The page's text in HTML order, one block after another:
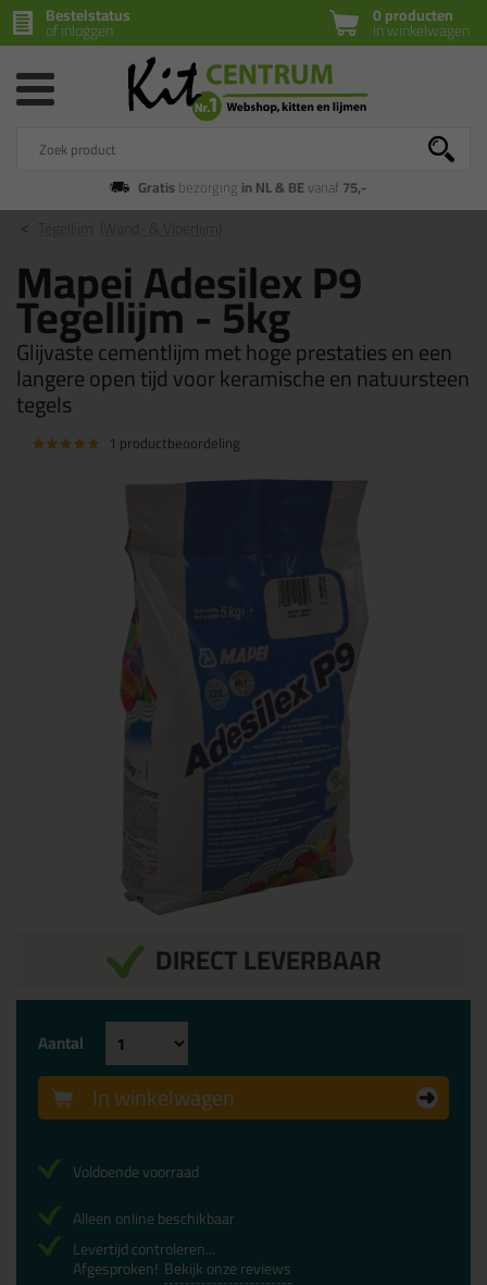
0 producten
in winkelwagen
Bestelstatus
of inloggen
Gratisbezorging in NL & BEvanaf75,-
Mapei Adesilex P9
Tegellijm - 5kg
Glijvaste cementlijm met hoge prestaties en een
langere open tijd voor keramische en natuursteen
tegels
1 productbeoordeling
DIRECT LEVERBAAR
Aantal
In winkelwagen
Voldoende voorraad
Alleen online beschikbaar
Levertijd controleren...
Afgesproken! Bekijk onze reviews